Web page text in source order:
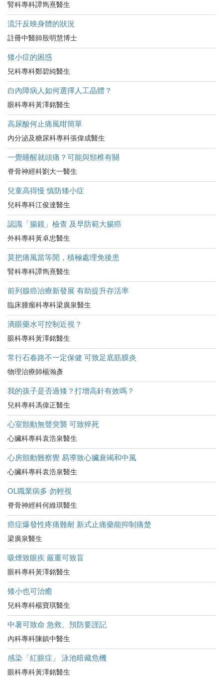
腎科專科譚雋熹醫生
流汗反映身體的狀況
註冊中醫師殷明慧博士
矮小症的困惑
兒科專科鄭碧純醫生
白內障病人如何選擇人工晶體？
眼科專科黃澤銘醫生
高尿酸何止痛風咁簡單
內分泌及糖尿科專科張偉成醫生
一覺睡醒就頭痛？可能與頸椎有關
脊骨神經科劉大一醫生
兒童高得慢 慎防矮小症
兒科專科江俊達醫生
認識「腸鏡」檢查 及早防範大腸癌
外科專科黃卓忠醫生
莫把痛風當等閒，積極處理免後患
腎科專科譚雋熹醫生
前列腺癌治療新發展 有助提升存活率
臨床腫瘤科專科梁廣泉醫生
滴眼藥水可控制近視？
眼科專科黃澤銘醫生
常行石春路不一定保健 可致足底筋膜炎
物理治療師楊瀚彥
我的孩子是否過矮？打增高針有效嗎？
兒科專科馮偉正醫生
心室顫動無聲突襲 可致猝死
心臟科專科袁浩泉醫生
心房顫動難察覺 易導致心臟衰竭和中風
心臟科專科袁浩泉醫生
OL職業病多 勿輕視
脊骨神經科何維琪醫生
癌症爆發性疼痛難耐 新式止痛藥能抑制痛楚
梁廣泉醫生
吸煙致眼疾 嚴重可致盲
眼科專科黃澤銘醫生
矮小也可治癒
兒科專科楊寶琪醫生
中暑可致命 急救、預防要謹記
內科專科陳鎮中醫生
感染「紅眼症」 泳池暗藏危機
眼科專科黃澤銘醫生